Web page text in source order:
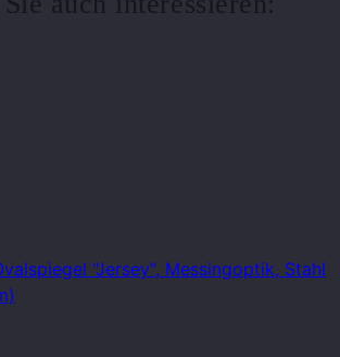
"Jersey", Messingoptik, Stahl